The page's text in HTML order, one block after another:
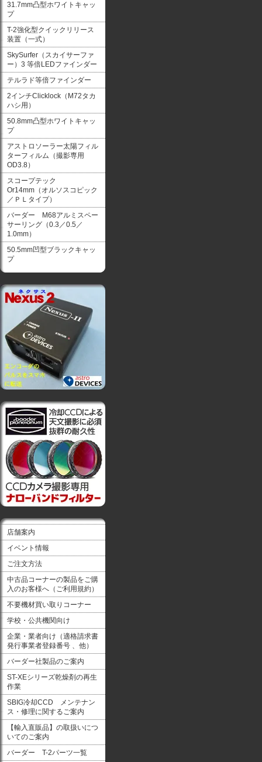
31.7mm凸型ホワイトキャッ
プ
T-2強化型クイックリリース
装置（一式）
SkySurfer（スカイサーファ
ー）3 等倍LEDファインダー
テルラド等倍ファインダー
2インチClicklock（M72タカ
ハシ用）
50.8mm凸型ホワイトキャッ
プ
アストロソーラー太陽フィル
ターフィルム（撮影専用
OD3.8）
スコープテック
Or14mm（オルソスコピック
／ＰＬタイプ）
バーダー M68アルミスペー
サーリング（0.3／0.5／
1.0mm）
50.5mm凹型ブラックキャッ
プ
店舗案内
イベント情報
ご注文方法
中古品コーナーの製品をご購
入のお客様へ（ご利用規約）
不要機材買い取りコーナー
学校・公共機関向け
企業・業者向け（適格請求書
発行事業者登録番号 、他）
バーダー社製品のご案内
ST-XEシリーズ乾燥剤の再生
作業
SBIG冷却CCD メンテナン
ス・修理に関するご案内
【輸入直販品】の取扱いにつ
いてのご案内
バーダー T-2パーツ一覧